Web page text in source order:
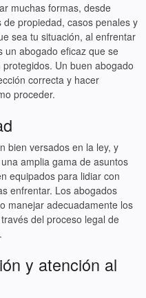
muchas formas, desde
propiedad, casos penales y
sea tu situación, al enfrentar
un abogado eficaz que se
Un buen abogado
correcta y hacer
proceder.
bien versados en la ley, y
amplia gama de asuntos
equipados para lidiar con
enfrentar. Los abogados
manejar adecuadamente los
del proceso legal de
y atención al